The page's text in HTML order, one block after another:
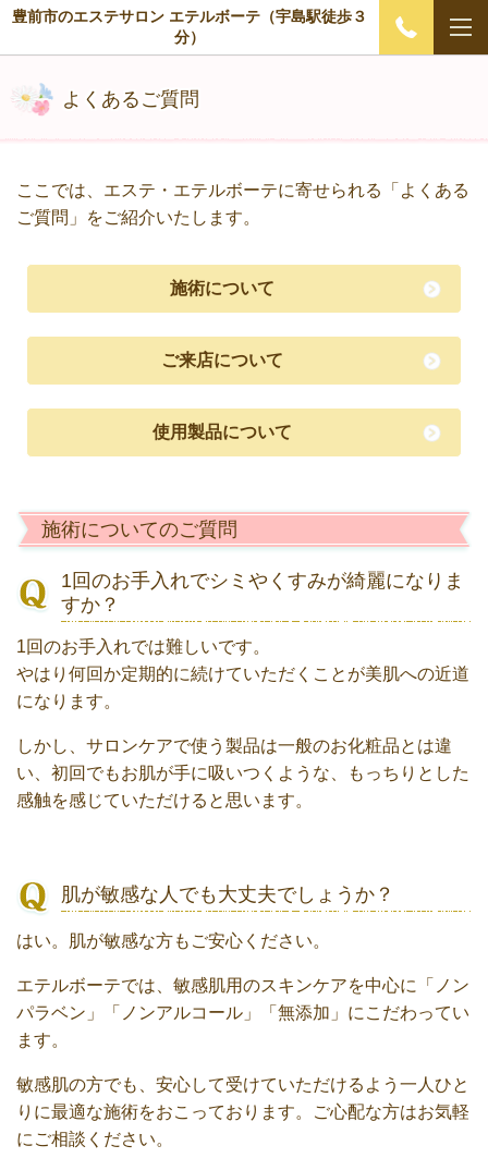
豊前市のエステサロン エテルボーテ（宇島駅徒歩３
分）
よくあるご質問
ここでは、エステ・エテルボーテに寄せられる「よくある
ご質問」をご紹介いたします。
施術について
ご来店について
使用製品について
施術についてのご質問
1回のお手入れでシミやくすみが綺麗になりま
すか？
1回のお手入れでは難しいです。
やはり何回か定期的に続けていただくことが美肌への近道
になります。
しかし、サロンケアで使う製品は一般のお化粧品とは違
い、初回でもお肌が手に吸いつくような、もっちりとした
感触を感じていただけると思います。
肌が敏感な人でも大丈夫でしょうか？
はい。肌が敏感な方もご安心ください。
エテルボーテでは、敏感肌用のスキンケアを中心に「ノン
パラベン」「ノンアルコール」「無添加」にこだわってい
ます。
敏感肌の方でも、安心して受けていただけるよう一人ひと
りに最適な施術をおこっております。ご心配な方はお気軽
にご相談ください。